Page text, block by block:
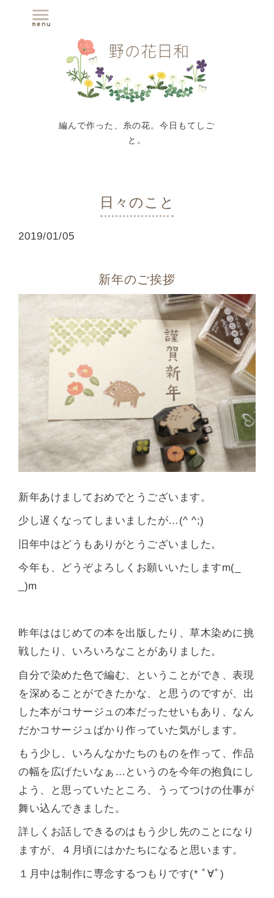
編んで作った、糸の花。今日もてしご
と。
日々のこと
2019/01/05
新年のご挨拶
新年あけましておめでとうございます。
少し遅くなってしまいましたが…(^ ^;)
旧年中はどうもありがとうございました。
今年も、どうぞよろしくお願いいたしますm(_
_)m
昨年ははじめての本を出版したり、草木染めに挑
戦したり、いろいろなことがありました。
自分で染めた色で編む、ということができ、表現
を深めることができたかな、と思うのですが、出
した本がコサージュの本だったせいもあり、なん
だかコサージュばかり作っていた気がします。
もう少し、いろんなかたちのものを作って、作品
の幅を広げたいなぁ…というのを今年の抱負にし
よう、と思っていたところ、うってつけの仕事が
舞い込んできました。
詳しくお話しできるのはもう少し先のことになり
ますが、４月頃にはかたちになると思います。
１月中は制作に専念するつもりです(* ﾟ∀ﾟ)